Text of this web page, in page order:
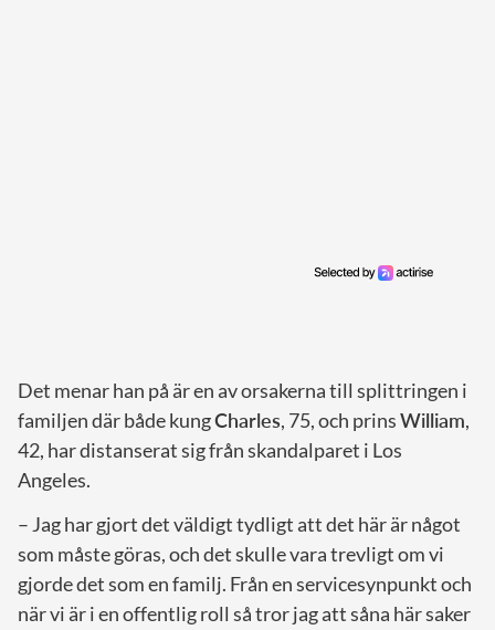
Det menar han på är en av orsakerna till splittringen i
familjen där både kungCharles, 75, och prinsWilliam,
42, har distanserat sig från skandalparet i Los
Angeles.
– Jag har gjort det väldigt tydligt att det här är något
som måste göras, och det skulle vara trevligt om vi
gjorde det som en familj. Från en servicesynpunkt och
när vi är i en offentlig roll så tror jag att såna här saker